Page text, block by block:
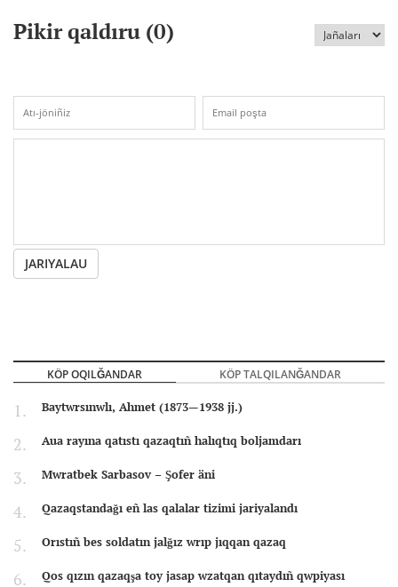
Pikir qaldıru (0)
JARIYALAU
KÖP OQILĞANDAR KÖP TALQILANĞANDAR
Baytwrsınwlı, Ahmet (1873—1938 jj.)
Aua rayına qatıstı qazaqtıñ halıqtıq boljamdarı
Mwratbek Sarbasov – Şofer äni
Qazaqstandağı eñ las qalalar tizimi jariyalandı
Orıstıñ bes soldatın jalğız wrıp jıqqan qazaq
Qos qızın qazaqşa toy jasap wzatqan qıtaydıñ qwpiyası